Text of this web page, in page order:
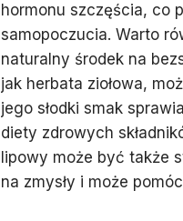
hormonu szczęścia, co
samopoczucia. Warto
naturalny środek na
jak herbata ziołowa,
jego słodki smak
diety zdrowych
lipowy może być także
na zmysły i może